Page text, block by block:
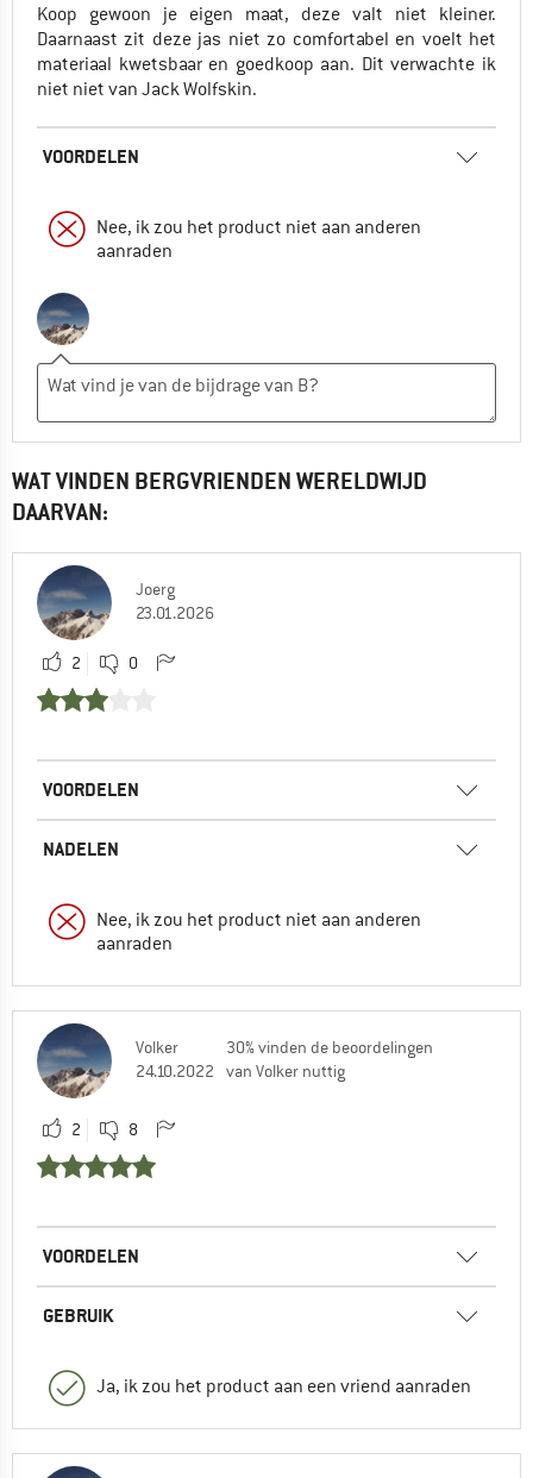
Koop gewoon je eigen maat, deze valt niet kleiner.
Daarnaast zit deze jas niet zo comfortabel en voelt het
materiaal kwetsbaar en goedkoop aan. Dit verwachte ik
niet niet van Jack Wolfskin.
VOORDELEN
Nee, ik zou het product niet aan anderen
aanraden
WAT VINDEN BERGVRIENDEN WERELDWIJD
DAARVAN:
Joerg
23.01.2026
2 0
VOORDELEN
NADELEN
Nee, ik zou het product niet aan anderen
aanraden
Volker
24.10.2022
30% vinden de beoordelingen
van Volker nuttig
2 8
VOORDELEN
GEBRUIK
Ja, ik zou het product aan een vriend aanraden